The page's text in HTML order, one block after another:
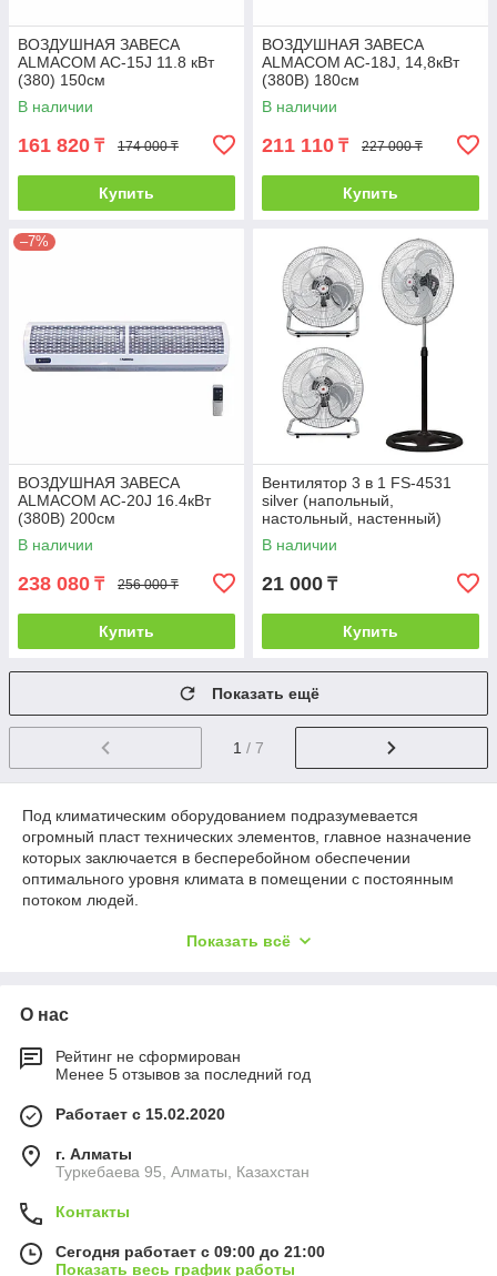
ВОЗДУШНАЯ ЗАВЕСА
ALMACOM AC-15J 11.8 кВт
(380) 150см
В наличии
161 820 ₸ 174 000 ₸
Купить
ВОЗДУШНАЯ ЗАВЕСА
ALMACOM AC-18J, 14,8кВт
(380В) 180см
В наличии
211 110 ₸ 227 000 ₸
Купить
–7%
ВОЗДУШНАЯ ЗАВЕСА
ALMACOM AC-20J 16.4кВт
(380В) 200см
В наличии
238 080 ₸ 256 000 ₸
Купить
Вентилятор 3 в 1 FS-4531
silver (напольный,
настольный, настенный)
В наличии
21 000 ₸
Купить
Показать ещё
1 / 7
Под климатическим оборудованием подразумевается
огромный пласт технических элементов, главное назначение
которых заключается в бесперебойном обеспечении
оптимального уровня климата в помещении с постоянным
потоком людей.
создать в помещении комфортный температурный режим,
Климатическое оборудование, прежде всего, позволяет
сделать городскую жизнь максимально безопасной для
здоровья.
воздуха, микроклимат любого помещения станет идеальным
Так, уникальные осушители воздуха устранят излишнюю
увлажнители, а с помощью качественных малогабаритных
воздухоочистителей можно избавиться от бытовой пыли.
Вентиляция
Показать всё
О нас
Рейтинг не сформирован
Менее 5 отзывов за последний год
Работает с 15.02.2020
г. Алматы
Туркебаева 95, Алматы, Казахстан
Контакты
Сегодня работает с 09:00 до 21:00
Показать весь график работы